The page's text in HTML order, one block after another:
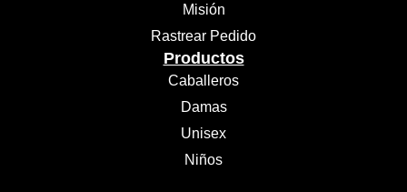
Misión
Rastrear Pedido
Productos
Caballeros
Damas
Unisex
Niños